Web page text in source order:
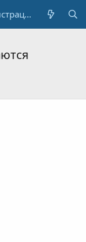
Регистрация